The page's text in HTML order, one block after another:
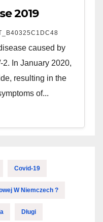
2019
caused by
In January 2020,
resulting in the
of...
Covid-19
W Niemczech ?
Długi